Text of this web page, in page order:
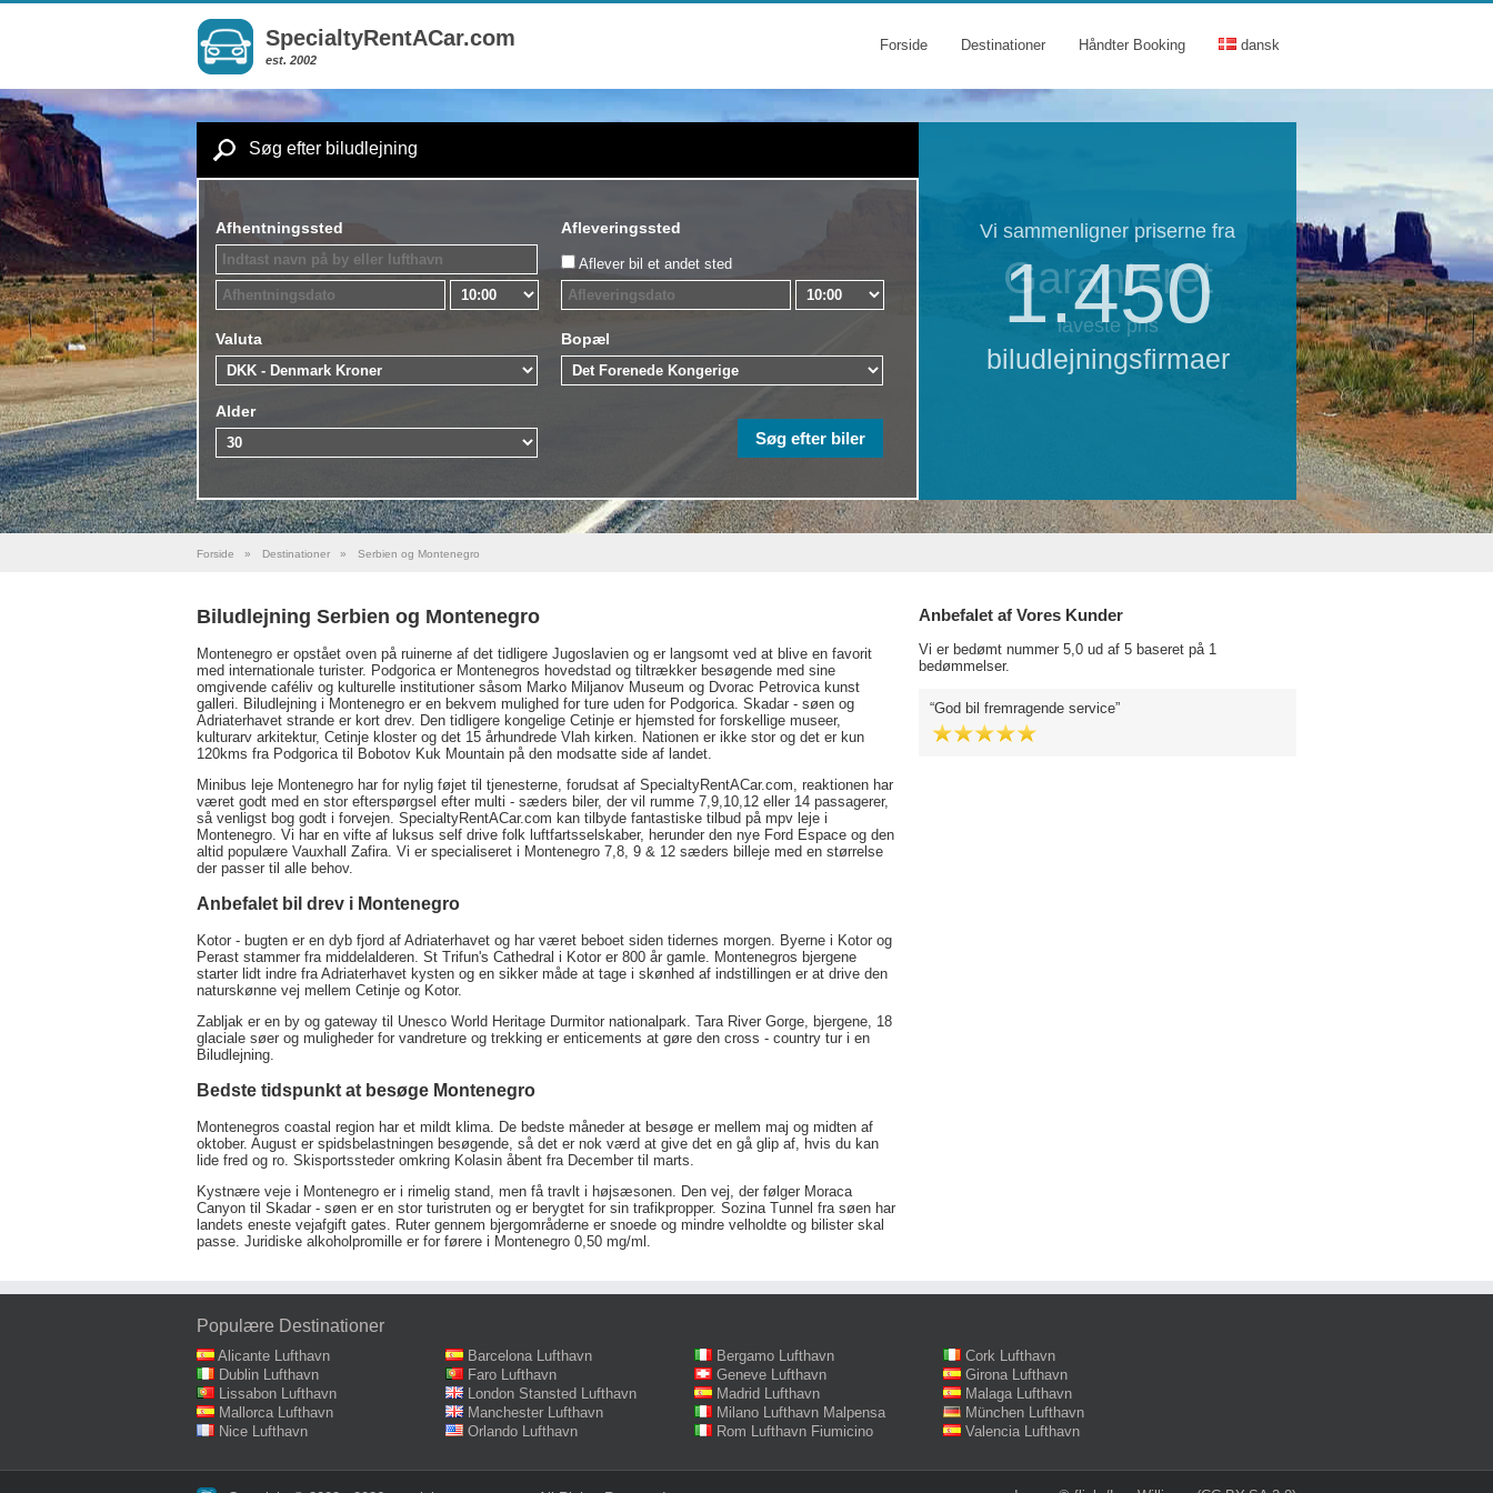
SpecialtyRentACar.com
est. 2002
Forside Destinationer Håndter Booking dansk
Søg efter biludlejning
Afhentningssted Afleveringssted
Aflever bil et andet sted
Valuta Bopæl
Alder
Vi sammenligner priserne fra
1.450
biludlejningsfirmaer
Garanteret
laveste pris
Forside » Destinationer » Serbien og Montenegro
Biludlejning Serbien og Montenegro
Montenegro er opstået oven på ruinerne af det tidligere Jugoslavien og er langsomt ved at blive en favorit
med internationale turister. Podgorica er Montenegros hovedstad og tiltrækker besøgende med sine
omgivende caféliv og kulturelle institutioner såsom Marko Miljanov Museum og Dvorac Petrovica kunst
galleri. Biludlejning i Montenegro er en bekvem mulighed for ture uden for Podgorica. Skadar - søen og
Adriaterhavet strande er kort drev. Den tidligere kongelige Cetinje er hjemsted for forskellige museer,
kulturarv arkitektur, Cetinje kloster og det 15 århundrede Vlah kirken. Nationen er ikke stor og det er kun
120kms fra Podgorica til Bobotov Kuk Mountain på den modsatte side af landet.
Minibus leje Montenegro har for nylig føjet til tjenesterne, forudsat af SpecialtyRentACar.com, reaktionen har
været godt med en stor efterspørgsel efter multi - sæders biler, der vil rumme 7,9,10,12 eller 14 passagerer,
så venligst bog godt i forvejen. SpecialtyRentACar.com kan tilbyde fantastiske tilbud på mpv leje i
Montenegro. Vi har en vifte af luksus self drive folk luftfartsselskaber, herunder den nye Ford Espace og den
altid populære Vauxhall Zafira. Vi er specialiseret i Montenegro 7,8, 9 & 12 sæders billeje med en størrelse
der passer til alle behov.
Anbefalet bil drev i Montenegro
Kotor - bugten er en dyb fjord af Adriaterhavet og har været beboet siden tidernes morgen. Byerne i Kotor og
Perast stammer fra middelalderen. St Trifun's Cathedral i Kotor er 800 år gamle. Montenegros bjergene
starter lidt indre fra Adriaterhavet kysten og en sikker måde at tage i skønhed af indstillingen er at drive den
naturskønne vej mellem Cetinje og Kotor.
Zabljak er en by og gateway til Unesco World Heritage Durmitor nationalpark. Tara River Gorge, bjergene, 18
glaciale søer og muligheder for vandreture og trekking er enticements at gøre den cross - country tur i en
Biludlejning.
Bedste tidspunkt at besøge Montenegro
Montenegros coastal region har et mildt klima. De bedste måneder at besøge er mellem maj og midten af
oktober. August er spidsbelastningen besøgende, så det er nok værd at give det en gå glip af, hvis du kan
lide fred og ro. Skisportssteder omkring Kolasin åbent fra December til marts.
Kystnære veje i Montenegro er i rimelig stand, men få travlt i højsæsonen. Den vej, der følger Moraca
Canyon til Skadar - søen er en stor turistruten og er berygtet for sin trafikpropper. Sozina Tunnel fra søen har
landets eneste vejafgift gates. Ruter gennem bjergområderne er snoede og mindre velholdte og bilister skal
passe. Juridiske alkoholpromille er for førere i Montenegro 0,50 mg/ml.
Anbefalet af Vores Kunder
Vi er bedømt nummer 5,0 ud af 5 baseret på 1
bedømmelser.
God bil fremragende service
Populære Destinationer
Alicante Lufthavn Barcelona Lufthavn Bergamo Lufthavn
Cork Lufthavn
Dublin Lufthavn
Faro Lufthavn Geneve Lufthavn
Girona Lufthavn
Lissabon Lufthavn
London Stansted Lufthavn Madrid Lufthavn
Malaga Lufthavn
Mallorca Lufthavn
Manchester Lufthavn Milano Lufthavn Malpensa
München Lufthavn
Nice Lufthavn
Orlando Lufthavn Rom Lufthavn Fiumicino Valencia Lufthavn